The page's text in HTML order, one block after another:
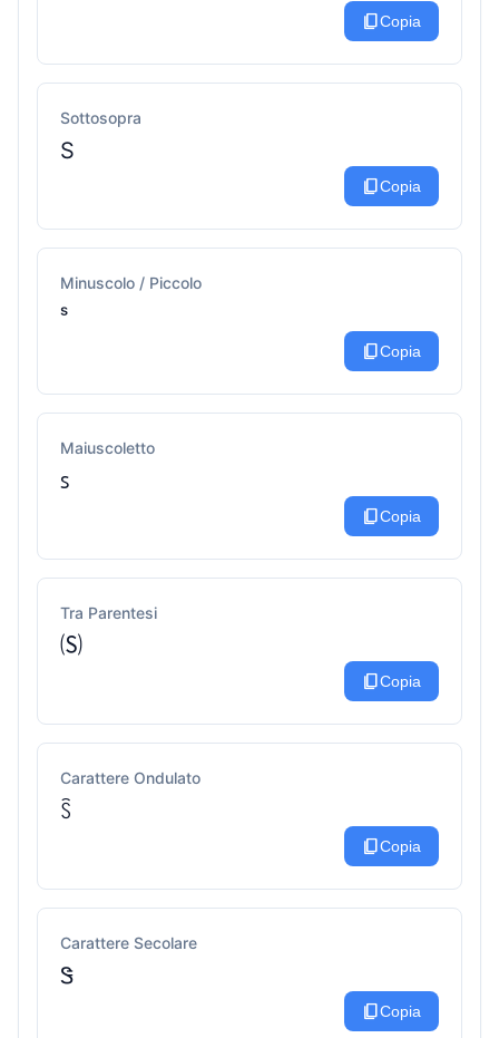
content_copyCopia
Sottosopra
S
content_copyCopia
Minuscolo / Piccolo
ˢ
content_copyCopia
Maiuscoletto
ꜱ
content_copyCopia
Tra Parentesi
🄢
content_copyCopia
Carattere Ondulato
ꇘ
content_copyCopia
Carattere Secolare
Ꮥ
content_copyCopia